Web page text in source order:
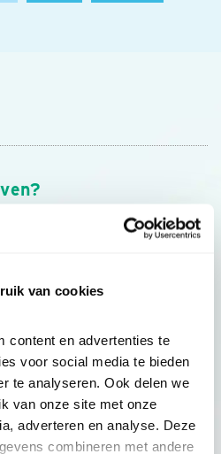
van cookies
content en advertenties te
voor social media te bieden
te analyseren. Ook delen we
van onze site met onze
adverteren en analyse. Deze
combineren met andere
inspiratie, acties en tips
van Vogelbescherming.